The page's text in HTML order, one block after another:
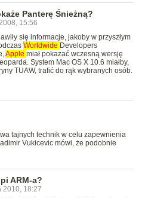
Panterę Śnieżną?
15:56
się informacje, jakoby w przyszłym
Worldwide Developers
Apple miał pokazać wczesną wersję
System Mac OS X 10.6 miałby,
TUAW, trafić do rąk wybranych osób.
tajnych technik w celu zapewnienia
Vukicevic mówi, że podobnie
ARM-a?
2010, 18:27